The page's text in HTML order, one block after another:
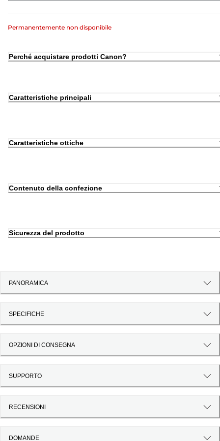
Permanentemente non disponibile
Perché acquistare prodotti Canon?
Caratteristiche principali
Caratteristiche ottiche
Contenuto della confezione
Sicurezza del prodotto
PANORAMICA
SPECIFICHE
OPZIONI DI CONSEGNA
SUPPORTO
RECENSIONI
DOMANDE